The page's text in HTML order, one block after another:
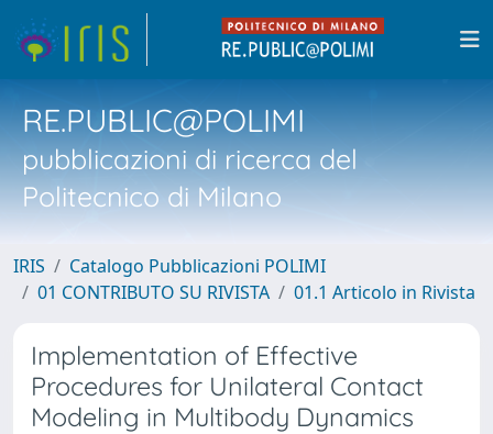
RE.PUBLIC@POLIMI
pubblicazioni di ricerca del
Politecnico di Milano
IRIS
Catalogo Pubblicazioni POLIMI
01 CONTRIBUTO SU RIVISTA
01.1 Articolo in Rivista
Implementation of Effective
Procedures for Unilateral Contact
Modeling in Multibody Dynamics